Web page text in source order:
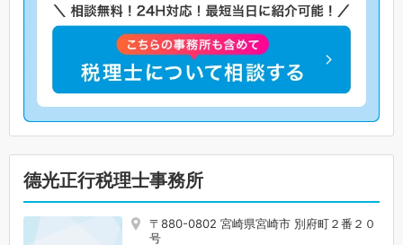
德光正行税理士事務所
〒880-0802 宮崎県宮崎市 別府町２番２０
号